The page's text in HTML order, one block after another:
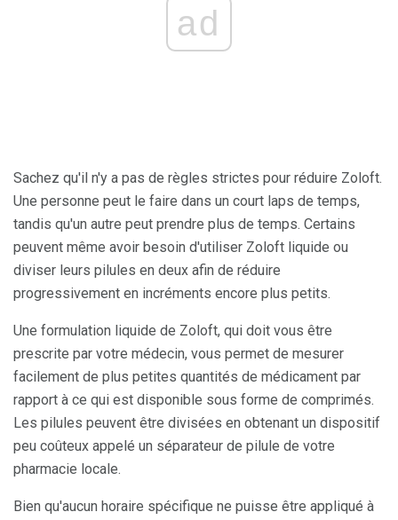
ad
Sachez qu'il n'y a pas de règles strictes pour réduire Zoloft.
Une personne peut le faire dans un court laps de temps,
tandis qu'un autre peut prendre plus de temps. Certains
peuvent même avoir besoin d'utiliser Zoloft liquide ou
diviser leurs pilules en deux afin de réduire
progressivement en incréments encore plus petits.
Une formulation liquide de Zoloft, qui doit vous être
prescrite par votre médecin, vous permet de mesurer
facilement de plus petites quantités de médicament par
rapport à ce qui est disponible sous forme de comprimés.
Les pilules peuvent être divisées en obtenant un dispositif
peu coûteux appelé un séparateur de pilule de votre
pharmacie locale.
Bien qu'aucun horaire spécifique ne puisse être appliqué à